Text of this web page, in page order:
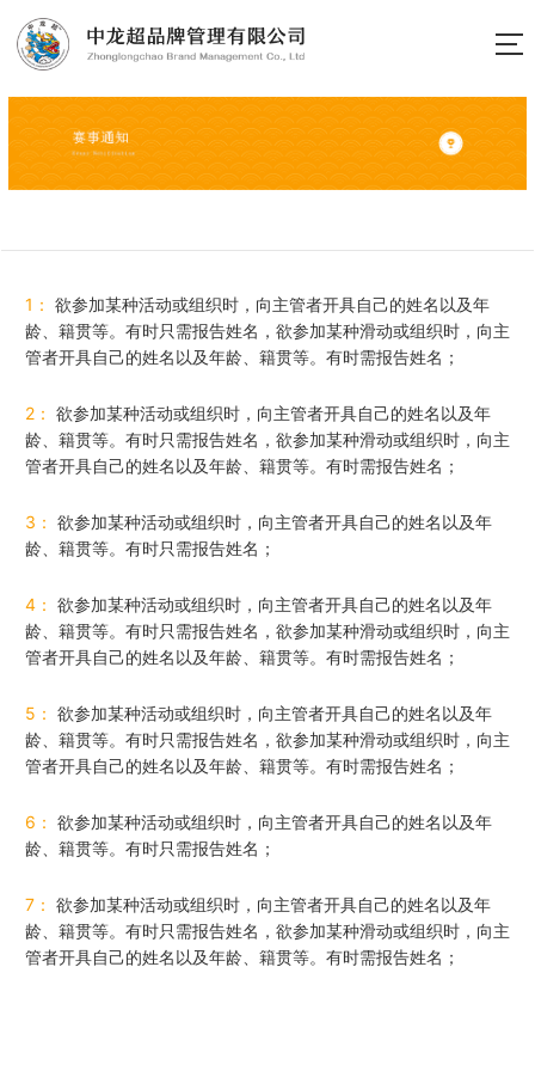
1： 欲参加某种活动或组织时，向主管者开具自己的姓名以及年
龄、籍贯等。有时只需报告姓名，欲参加某种滑动或组织时，向主
管者开具自己的姓名以及年龄、籍贯等。有时需报告姓名；
2： 欲参加某种活动或组织时，向主管者开具自己的姓名以及年
龄、籍贯等。有时只需报告姓名，欲参加某种滑动或组织时，向主
管者开具自己的姓名以及年龄、籍贯等。有时需报告姓名；
3： 欲参加某种活动或组织时，向主管者开具自己的姓名以及年
龄、籍贯等。有时只需报告姓名；
4： 欲参加某种活动或组织时，向主管者开具自己的姓名以及年
龄、籍贯等。有时只需报告姓名，欲参加某种滑动或组织时，向主
管者开具自己的姓名以及年龄、籍贯等。有时需报告姓名；
5： 欲参加某种活动或组织时，向主管者开具自己的姓名以及年
龄、籍贯等。有时只需报告姓名，欲参加某种滑动或组织时，向主
管者开具自己的姓名以及年龄、籍贯等。有时需报告姓名；
6： 欲参加某种活动或组织时，向主管者开具自己的姓名以及年
龄、籍贯等。有时只需报告姓名；
7： 欲参加某种活动或组织时，向主管者开具自己的姓名以及年
龄、籍贯等。有时只需报告姓名，欲参加某种滑动或组织时，向主
管者开具自己的姓名以及年龄、籍贯等。有时需报告姓名；